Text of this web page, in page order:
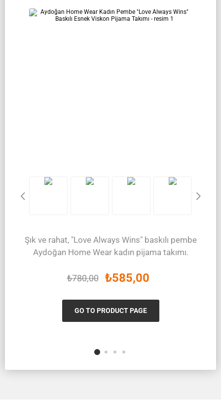
Şık ve rahat, "Love Always Wins" baskılı pembe
Aydoğan Home Wear kadın pijama takımı.
₺780,00 ₺585,00
GO TO PRODUCT PAGE